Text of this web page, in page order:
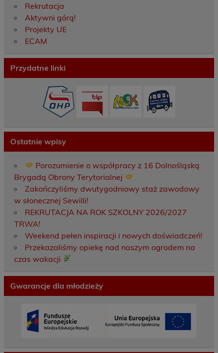
Rekrutacja
Aktywni górą!
Projekty UE
ECAM
Przydatne linki
Ostatnie wpisy
Porozumienie o współpracy z 16 Dolnośląską
Brygadą Obrony Terytorialnej
Zakończyliśmy dwutygodniowy staż zawodowy
w słonecznej Sewilli!
REKRUTACJA NA ROK SZKOLNY 2026/2027
TRWA!
Weekend pełen inspiracji i nowych doświadczeń!
Przekazaliśmy opiekę nad naszym ogrodem na
czas wakacji
Gwarancje dla młodzieży